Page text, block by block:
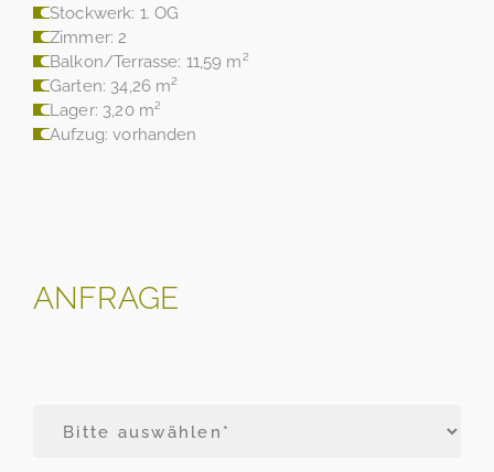
Stockwerk: 1. OG
Zimmer: 2
Balkon/Terrasse: 11,59 m²
Garten: 34,26 m²
Lager: 3,20 m²
Aufzug: vorhanden
ANFRAGE